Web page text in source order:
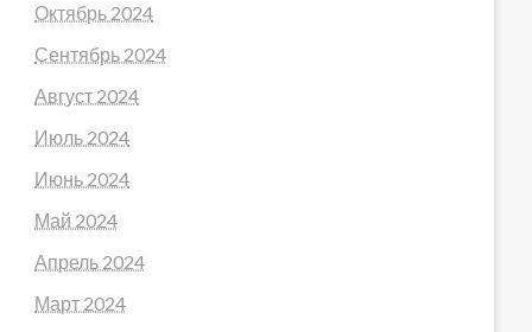
Октябрь 2024
Сентябрь 2024
Август 2024
Июль 2024
Июнь 2024
Май 2024
Апрель 2024
Март 2024